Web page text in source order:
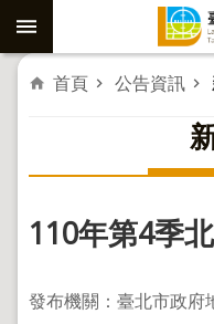
跳到主要內容區塊
進
島
首頁 公告資訊
​110年第4季
發布機關：臺北市政府